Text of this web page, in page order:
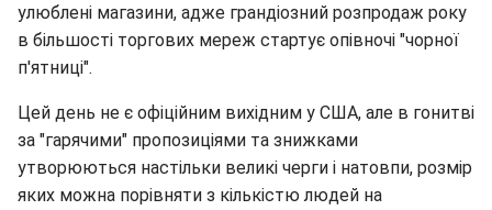
улюблені магазини, адже грандіозний розпродаж року
в більшості торгових мереж стартує опівночі "чорної
п'ятниці".
Цей день не є офіційним вихідним у США, але в гонитві
за "гарячими" пропозиціями та знижками
утворюються настільки великі черги і натовпи, розмір
яких можна порівняти з кількістю людей на